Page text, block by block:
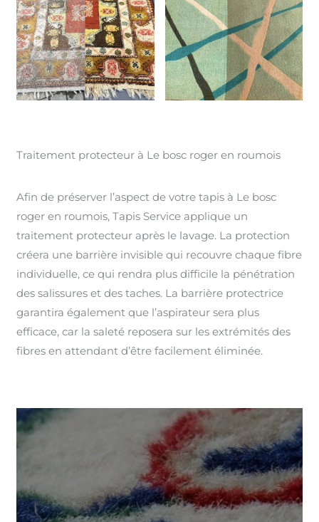
Traitement protecteur à Le bosc roger en roumois
Afin de préserver l’aspect de votre tapis à Le bosc
roger en roumois, Tapis Service applique un
traitement protecteur après le lavage. La protection
créera une barrière invisible qui recouvre chaque fibre
individuelle, ce qui rendra plus difficile la pénétration
des salissures et des taches. La barrière protectrice
garantira également que l’aspirateur sera plus
efficace, car la saleté reposera sur les extrémités des
fibres en attendant d’être facilement éliminée.